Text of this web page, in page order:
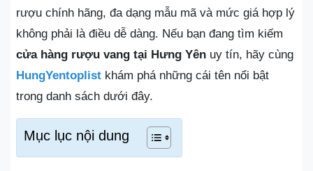
rượu chính hãng, đa dạng mẫu mã và mức giá hợp lý
không phải là điều dễ dàng. Nếu bạn đang tìm kiếm
cửa hàng rượu vang tại Hưng Yên uy tín, hãy cùng
HungYentoplist khám phá những cái tên nổi bật
trong danh sách dưới đây.
Mục lục nội dung